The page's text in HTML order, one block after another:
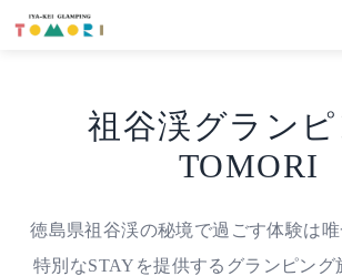
メインコンテンツへスキップ
祖谷渓グラン
TOMORI
徳島県祖谷渓の秘境で過ごす体験は唯
特別なSTAYを提供するグランピング